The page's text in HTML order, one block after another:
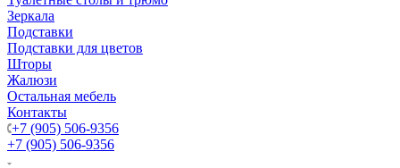
Зеркала
Подставки
Подставки для цветов
Шторы
Жалюзи
Остальная мебель
Контакты
+7 (905) 506-9356
+7 (905) 506-9356